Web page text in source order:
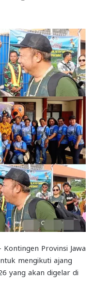
Kontingen Provinsi Jawa
mengikuti ajang
yang akan digelar di